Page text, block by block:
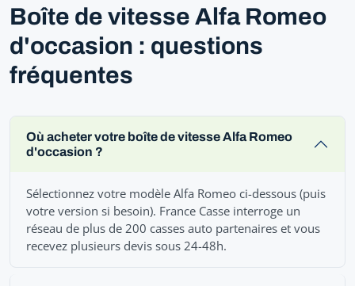
Boîte de vitesse Alfa Romeo
d'occasion : questions
fréquentes
Où acheter votre boîte de vitesse Alfa Romeo
d'occasion ?
Sélectionnez votre modèle Alfa Romeo ci-dessous (puis
votre version si besoin). France Casse interroge un
réseau de plus de 200 casses auto partenaires et vous
recevez plusieurs devis sous 24-48h.